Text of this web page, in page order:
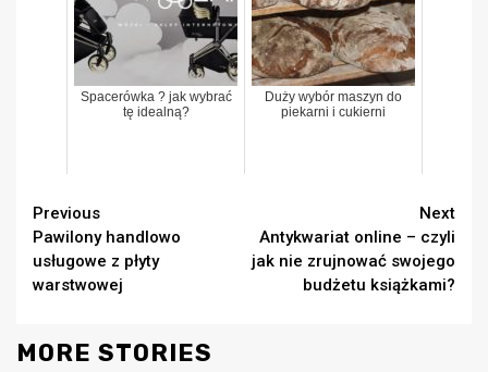
Spacerówka ? jak wybrać
tę idealną?
Duży wybór maszyn do
piekarni i cukierni
Continue
Reading
Previous
Pawilony handlowo
usługowe z płyty
warstwowej
Next
Antykwariat online – czyli
jak nie zrujnować swojego
budżetu książkami?
MORE STORIES